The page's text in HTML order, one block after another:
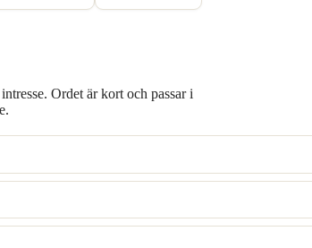
Ordet är kort och passar i